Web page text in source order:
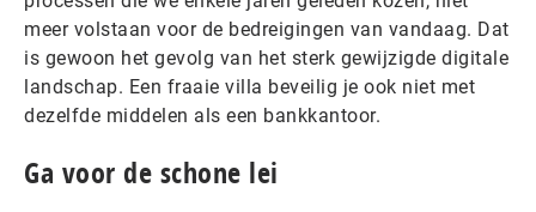
meer volstaan voor de bedreigingen van vandaag. Dat
is gewoon het gevolg van het sterk gewijzigde digitale
landschap. Een fraaie villa beveilig je ook niet met
dezelfde middelen als een bankkantoor.
Ga voor de schone lei